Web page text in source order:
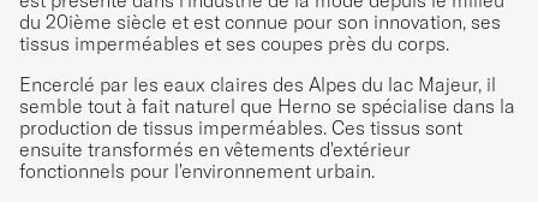
du 20ième siècle et est connue pour son innovation, ses
tissus imperméables et ses coupes près du corps.
Encerclé par les eaux claires des Alpes du lac Majeur, il
semble tout à fait naturel que Herno se spécialise dans la
production de tissus imperméables. Ces tissus sont
ensuite transformés en vêtements d'extérieur
fonctionnels pour l'environnement urbain.